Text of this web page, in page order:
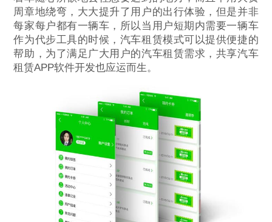
周章地绕弯，大大提升了用户的出行体验，但是并非
每家每户都有一辆车，所以当用户短期内需要一辆车
作为代步工具的时候，汽车租赁模式可以提供便捷的
帮助，为了满足广大用户的汽车租赁需求，共享汽车
租赁APP软件开发也应运而生。